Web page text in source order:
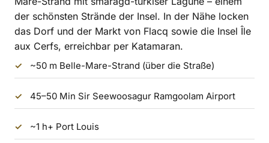
der schönsten Strände der Insel. In der Nähe locken
das Dorf und der Markt von Flacq sowie die Insel Île
aux Cerfs, erreichbar per Katamaran.
~50 m Belle-Mare-Strand (über die Straße)
45–50 Min Sir Seewoosagur Ramgoolam Airport
~1 h+ Port Louis